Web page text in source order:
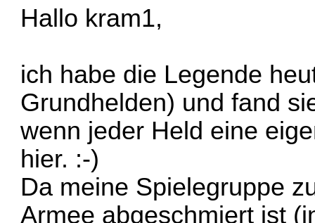
Hallo kram1,
ich habe die Legende
Grundhelden) und fand
wenn jeder Held eine
hier. :-)
Da meine Spielegruppe
Armee abgeschmiert ist